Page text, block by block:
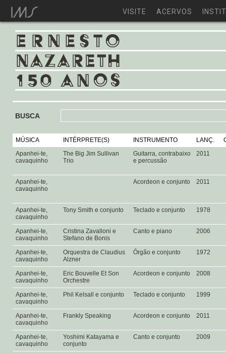
VISITE ACERVOS
BUSCA
MÚSICA INTÉRPRETE(S) INSTRUMENTO LANÇ.
Apanhei-te,
cavaquinho
The Big Jim Sullivan
Trio
Guitarra, contrabaixo
e percussão
2011
Apanhei-te,
cavaquinho
Acordeon e conjunto 2011
Apanhei-te,
cavaquinho
Tony Smith e conjunto Teclado e conjunto 1978
Apanhei-te,
cavaquinho
Cristina Zavalloni e
Stefano de Bonis
Canto e piano 2006
Apanhei-te,
cavaquinho
Orquestra de Claudius
Alzner
Órgão e conjunto 1972
Apanhei-te,
cavaquinho
Eric Bouvelle Et Son
Orchestre
Acordeon e conjunto 2008
Apanhei-te,
cavaquinho
Phil Kelsall e conjunto Teclado e conjunto 1999
Apanhei-te,
cavaquinho
Frankly Speaking Acordeon e conjunto 2011
Apanhei-te,
cavaquinho
Yoshimi Katayama e
conjunto
Canto e conjunto 2009